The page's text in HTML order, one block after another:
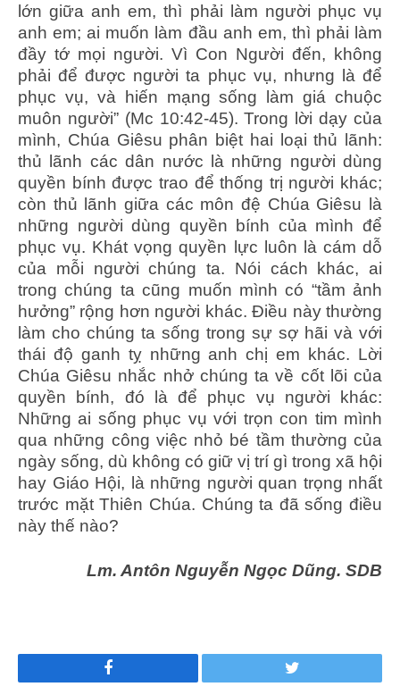
lớn giữa anh em, thì phải làm người phục vụ
anh em; ai muốn làm đầu anh em, thì phải làm
đầy tớ mọi người. Vì Con Người đến, không
phải để được người ta phục vụ, nhưng là để
phục vụ, và hiến mạng sống làm giá chuộc
muôn người” (Mc 10:42-45). Trong lời dạy của
mình, Chúa Giêsu phân biệt hai loại thủ lãnh:
thủ lãnh các dân nước là những người dùng
quyền bính được trao để thống trị người khác;
còn thủ lãnh giữa các môn đệ Chúa Giêsu là
những người dùng quyền bính của mình để
phục vụ. Khát vọng quyền lực luôn là cám dỗ
của mỗi người chúng ta. Nói cách khác, ai
trong chúng ta cũng muốn mình có “tầm ảnh
hưởng” rộng hơn người khác. Điều này thường
làm cho chúng ta sống trong sự sợ hãi và với
thái độ ganh tỵ những anh chị em khác. Lời
Chúa Giêsu nhắc nhở chúng ta về cốt lõi của
quyền bính, đó là để phục vụ người khác:
Những ai sống phục vụ với trọn con tim mình
qua những công việc nhỏ bé tầm thường của
ngày sống, dù không có giữ vị trí gì trong xã hội
hay Giáo Hội, là những người quan trọng nhất
trước mặt Thiên Chúa. Chúng ta đã sống điều
này thế nào?
Lm. Antôn Nguyễn Ngọc Dũng. SDB
Facebook Twitter